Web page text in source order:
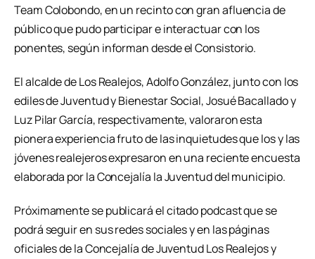
Team Colobondo, en un recinto con gran afluencia de
público que pudo participar e interactuar con los
ponentes, según informan desde el Consistorio.
El alcalde de Los Realejos, Adolfo González, junto con los
ediles de Juventud y Bienestar Social, Josué Bacallado y
Luz Pilar García, respectivamente, valoraron esta
pionera experiencia fruto de las inquietudes que los y las
jóvenes realejeros expresaron en una reciente encuesta
elaborada por la Concejalía la Juventud del municipio.
Próximamente se publicará el citado podcast que se
podrá seguir en sus redes sociales y en las páginas
oficiales de la Concejalía de Juventud Los Realejos y